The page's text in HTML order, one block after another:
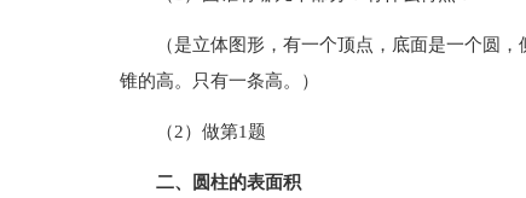
（是立体图形，有一个顶点，底面是一个圆
锥的高。只有一条高。）
（2）做第1题
二、圆柱的表面积